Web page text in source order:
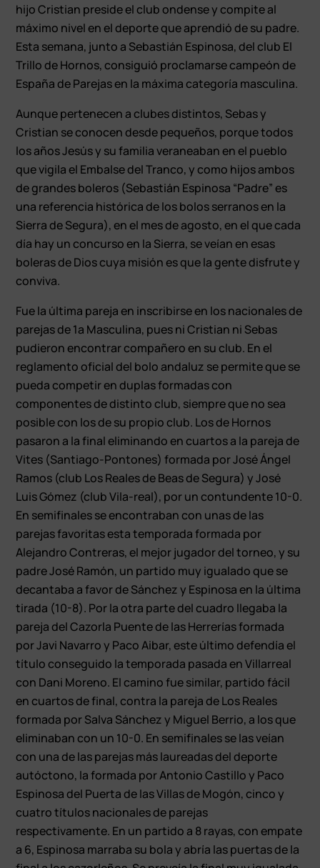
hijo Cristian preside el club ondense y compite al
máximo nivel en el deporte que aprendió de su padre.
Esta semana, junto a Sebastián Espinosa, del club El
Trillo de Hornos, consiguió proclamarse campeón de
España de Parejas en la máxima categoría masculina.
Aunque pertenecen a clubes distintos, Sebas y
Cristian se conocen desde pequeños, porque todos
los años Jesús y su familia veraneaban en el pueblo
que vigila el Embalse del Tranco, y como hijos ambos
de grandes boleros (Sebastián Espinosa “Padre” es
una referencia histórica de los bolos serranos en la
Sierra de Segura), en el mes de agosto, en el que cada
día hay un concurso en la Sierra, se veían en esas
boleras de Dios cuya misión es que la gente disfrute y
conviva.
Fue la última pareja en inscribirse en los nacionales de
parejas de 1ª Masculina, pues ni Cristian ni Sebas
pudieron encontrar compañero en su club. En el
reglamento oficial del bolo andaluz se permite que se
pueda competir en duplas formadas con
componentes de distinto club, siempre que no sea
posible con los de su propio club. Los de Hornos
pasaron a la final eliminando en cuartos a la pareja de
Vites (Santiago-Pontones) formada por José Ángel
Ramos (club Los Reales de Beas de Segura) y José
Luis Gómez (club Vila-real), por un contundente 10-0.
En semifinales se encontraban con unas de las
parejas favoritas esta temporada formada por
Alejandro Contreras, el mejor jugador del torneo, y su
padre José Ramón, un partido muy igualado que se
decantaba a favor de Sánchez y Espinosa en la última
tirada (10-8). Por la otra parte del cuadro llegaba la
pareja del Cazorla Puente de las Herrerías formada
por Javi Navarro y Paco Aibar, este último defendía el
título conseguido la temporada pasada en Villarreal
con Dani Moreno. El camino fue similar, partido fácil
en cuartos de final, contra la pareja de Los Reales
formada por Salva Sánchez y Miguel Berrio, a los que
eliminaban con un 10-0. En semifinales se las veían
con una de las parejas más laureadas del deporte
autóctono, la formada por Antonio Castillo y Paco
Espinosa del Puerta de las Villas de Mogón, cinco y
cuatro títulos nacionales de parejas
respectivamente. En un partido a 8 rayas, con empate
a 6, Espinosa marraba su bola y abría las puertas de la